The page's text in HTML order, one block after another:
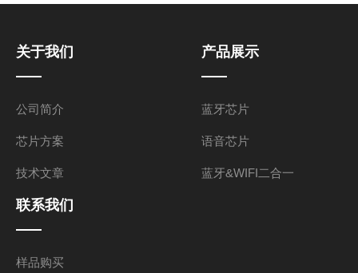
关于我们
公司简介
芯片方案
技术文章
产品展示
蓝牙芯片
语音芯片
蓝牙&WIFI二合一
联系我们
样品购买